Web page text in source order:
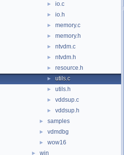
► io.c
► io.h
► memory.c
► memory.h
► ntvdm.c
► ntvdm.h
► resource.h
► utils.c
► utils.h
► vddsup.c
► vddsup.h
► samples
► vdmdbg
► wow16
► win